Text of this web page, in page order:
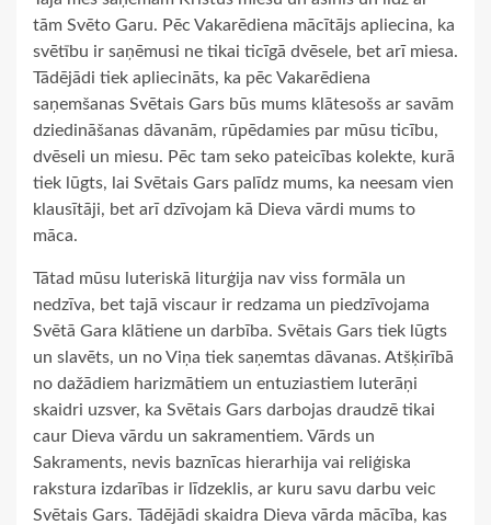
tām Svēto Garu. Pēc Vakarēdiena mācītājs apliecina, ka
svētību ir saņēmusi ne tikai ticīgā dvēsele, bet arī miesa.
Tādējādi tiek apliecināts, ka pēc Vakarēdiena
saņemšanas Svētais Gars būs mums klātesošs ar savām
dziedināšanas dāvanām, rūpēdamies par mūsu ticību,
dvēseli un miesu. Pēc tam seko pateicības kolekte, kurā
tiek lūgts, lai Svētais Gars palīdz mums, ka neesam vien
klausītāji, bet arī dzīvojam kā Dieva vārdi mums to
māca.
Tātad mūsu luteriskā liturģija nav viss formāla un
nedzīva, bet tajā viscaur ir redzama un piedzīvojama
Svētā Gara klātiene un darbība. Svētais Gars tiek lūgts
un slavēts, un no Viņa tiek saņemtas dāvanas. Atšķirībā
no dažādiem harizmātiem un entuziastiem luterāņi
skaidri uzsver, ka Svētais Gars darbojas draudzē tikai
caur Dieva vārdu un sakramentiem. Vārds un
Sakraments, nevis baznīcas hierarhija vai reliģiska
rakstura izdarības ir līdzeklis, ar kuru savu darbu veic
Svētais Gars. Tādējādi skaidra Dieva vārda mācība, kas